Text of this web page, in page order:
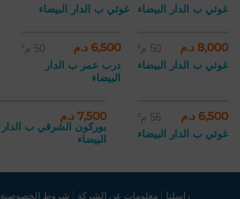
غوثي ب الدار البيضاء غوثي ب الدار البيضاء
8,000 د.م 50 م²
غوثي ب الدار البيضاء
6,500 د.م 50 م²
درب عمر ب الدار
البيضاء
6,500 د.م 56 م²
غوثي ب الدار البيضاء
7,500 د.م
بوركون الشرقي ب الدار
البيضاء
راسلنا معلومات عن الشركة شروط الخصوصية